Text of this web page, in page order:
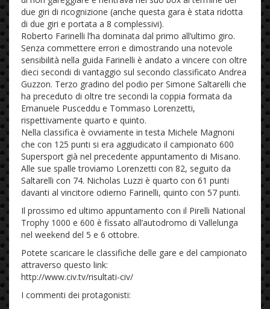
due giri di ricognizione (anche questa gara è stata ridotta
di due giri e portata a 8 complessivi).
Roberto Farinelli l’ha dominata dal primo all’ultimo giro.
Senza commettere errori e dimostrando una notevole
sensibilità nella guida Farinelli è andato a vincere con oltre
dieci secondi di vantaggio sul secondo classificato Andrea
Guzzon. Terzo gradino del podio per Simone Saltarelli che
ha preceduto di oltre tre secondi la coppia formata da
Emanuele Pusceddu e Tommaso Lorenzetti,
rispettivamente quarto e quinto.
Nella classifica è ovviamente in testa Michele Magnoni
che con 125 punti si era aggiudicato il campionato 600
Supersport già nel precedente appuntamento di Misano.
Alle sue spalle troviamo Lorenzetti con 82, seguito da
Saltarelli con 74. Nicholas Luzzi è quarto con 61 punti
davanti al vincitore odierno Farinelli, quinto con 57 punti.
Il prossimo ed ultimo appuntamento con il Pirelli National
Trophy 1000 e 600 è fissato all’autodromo di Vallelunga
nel weekend del 5 e 6 ottobre.
Potete scaricare le classifiche delle gare e del campionato
attraverso questo link:
http://www.civ.tv/risultati-civ/
I commenti dei protagonisti: